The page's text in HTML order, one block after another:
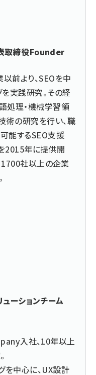
取締役Founder
前より、SEOを中
実践研究。その経
処理・機械学習領
術の研究を行い、職
能するSEO支援
を2015年に提供開
1700社以上の企業
ーションチーム
入社、10年以上
を中心に、UX設計